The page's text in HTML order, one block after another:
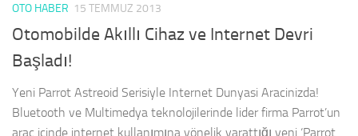
OTO HABER 15 TEMMUZ 2013
Otomobilde Akıllı Cihaz ve Internet Devri
Başladı!
Yeni Parrot Astreoid Serisiyle Internet Dunyasi Aracinizda!
Bluetooth ve Multimedya teknolojilerinde lider firma Parrot’un
araç içinde internet kullanımına yönelik yarattığı yeni ‘Parrot